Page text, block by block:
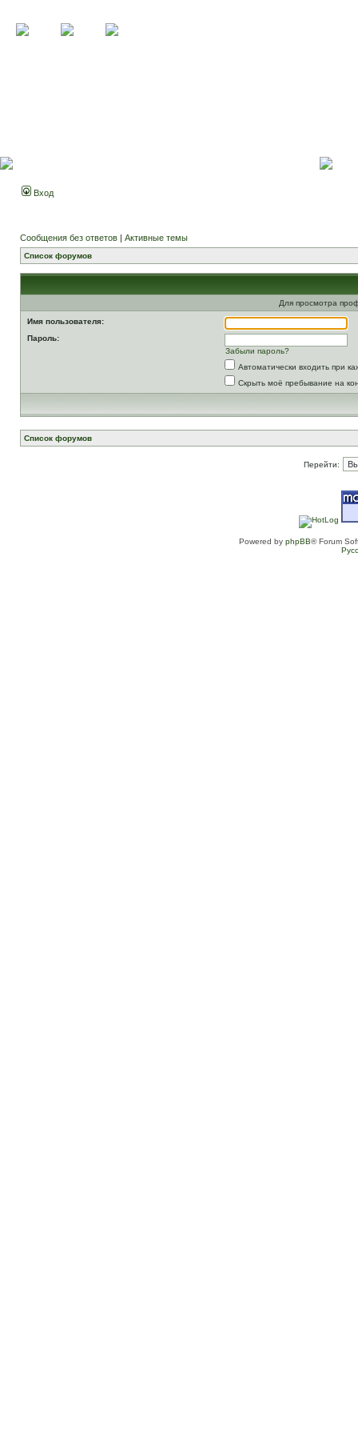
Вход
Сообщения без ответов | Активные темы
Список форумов
Для просмотра
Имя пользователя:
Пароль:
Забыли пароль?
Автоматически входить при
Скрыть моё пребывание на
Список форумов
Перейти:
Powered by phpBB® Forum